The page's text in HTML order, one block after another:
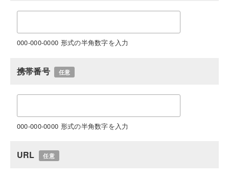
000-000-0000 形式の半角数字を入力
携帯番号 任意
000-000-0000 形式の半角数字を入力
URL 任意